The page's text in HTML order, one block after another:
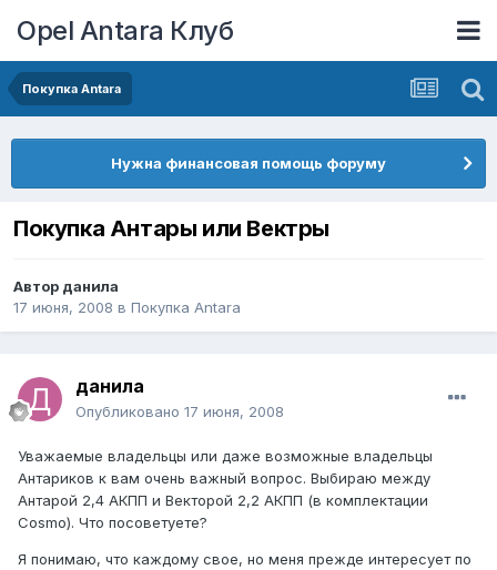
Opel Antara Клуб
Покупка Antara
Нужна финансовая помощь форуму
Покупка Антары или Вектры
Автор данила
17 июня, 2008 в Покупка Antara
данила
Опубликовано 17 июня, 2008
Уважаемые владельцы или даже возможные владельцы
Антариков к вам очень важный вопрос. Выбираю между
Антарой 2,4 АКПП и Векторой 2,2 АКПП (в комплектации
Cosmo). Что посоветуете?
Я понимаю, что каждому свое, но меня прежде интересует по